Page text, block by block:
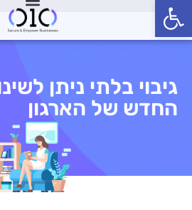
פתח סרגל נגישות
גיבוי בלתי ניתן
החדש של הארגון